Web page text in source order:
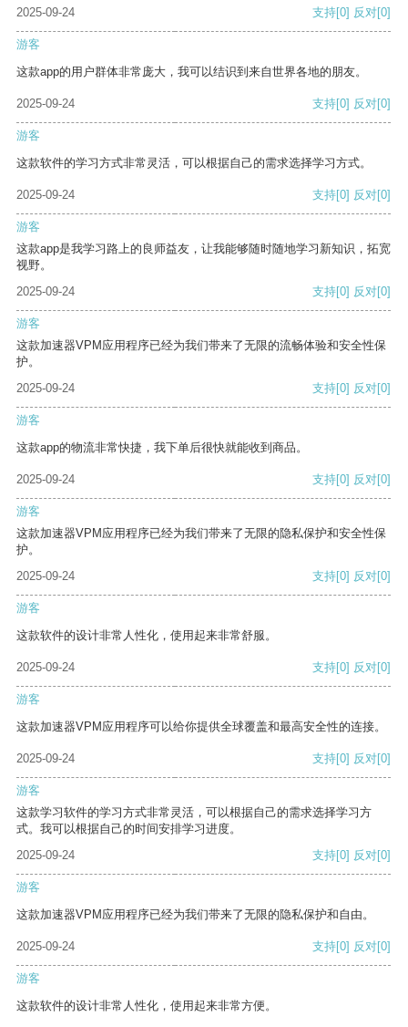
2025-09-24 支持[0] 反对[0]
游客
这款app的用户群体非常庞大，我可以结识到来自世界各地的朋友。
2025-09-24 支持[0] 反对[0]
游客
这款软件的学习方式非常灵活，可以根据自己的需求选择学习方式。
2025-09-24 支持[0] 反对[0]
游客
这款app是我学习路上的良师益友，让我能够随时随地学习新知识，拓宽
视野。
2025-09-24
支持[0] 反对[0]
游客
这款加速器VPM应用程序已经为我们带来了无限的流畅体验和安全性保
护。
2025-09-24
支持[0] 反对[0]
游客
这款app的物流非常快捷，我下单后很快就能收到商品。
2025-09-24 支持[0] 反对[0]
游客
这款加速器VPM应用程序已经为我们带来了无限的隐私保护和安全性保
护。
2025-09-24
支持[0] 反对[0]
游客
这款软件的设计非常人性化，使用起来非常舒服。
2025-09-24 支持[0] 反对[0]
游客
这款加速器VPM应用程序可以给你提供全球覆盖和最高安全性的连接。
2025-09-24 支持[0] 反对[0]
游客
这款学习软件的学习方式非常灵活，可以根据自己的需求选择学习方
式。我可以根据自己的时间安排学习进度。
2025-09-24
支持[0] 反对[0]
游客
这款加速器VPM应用程序已经为我们带来了无限的隐私保护和自由。
2025-09-24 支持[0] 反对[0]
游客
这款软件的设计非常人性化，使用起来非常方便。